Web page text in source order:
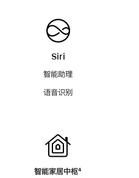
Siri
智能助理
语音识别
智能家居中枢脚
⁴